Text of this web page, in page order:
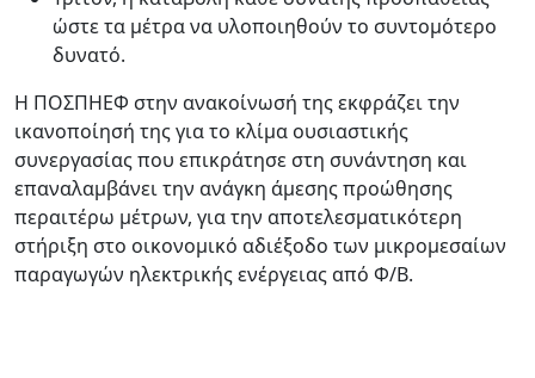
ώστε τα μέτρα να υλοποιηθούν το συντομότερο
δυνατό.
Η ΠΟΣΠΗΕΦ στην ανακοίνωσή της εκφράζει την
ικανοποίησή της για το κλίμα ουσιαστικής
συνεργασίας που επικράτησε στη συνάντηση και
επαναλαμβάνει την ανάγκη άμεσης προώθησης
περαιτέρω μέτρων, για την αποτελεσματικότερη
στήριξη στο οικονομικό αδιέξοδο των μικρομεσαίων
παραγωγών ηλεκτρικής ενέργειας από Φ/Β.